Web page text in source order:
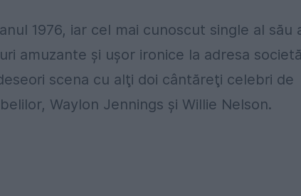
1976, iar cel mai cunoscut single al său
amuzante şi uşor ironice la adresa
scena cu alţi doi cântăreţi celebri de
Waylon Jennings şi Willie Nelson.